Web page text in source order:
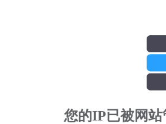
您的IP已被网